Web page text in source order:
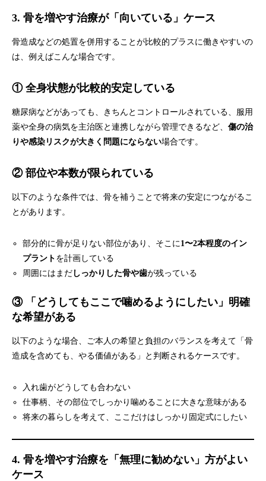
3. 骨を増やす治療が「向いている」ケース
骨造成などの処置を併用することが比較的プラスに働きやすいの
は、例えばこんな場合です。
① 全身状態が比較的安定している
糖尿病などがあっても、きちんとコントロールされている、服用
薬や全身の病気を主治医と連携しながら管理できるなど、 傷の治
りや感染リスクが大きく問題にならない場合です。
② 部位や本数が限られている
以下のような条件では、骨を補うことで将来の安定につながるこ
とがあります。
部分的に骨が足りない部位があり、そこに1〜2本程度のイン
プラント を計画している
周囲にはまだ しっかりした骨や歯が残っている
③ 「どうしてもここで噛めるようにしたい」明確
な希望がある
以下のような場合、ご本人の希望と負担のバランスを考えて「骨
造成を含めても、やる価値がある」と判断されるケースです。
入れ歯がどうしても合わない
仕事柄、その部位でしっかり噛めることに大きな意味がある
将来の暮らしを考えて、ここだけはしっかり固定式にしたい
4. 骨を増やす治療を「無理に勧めない」方がよい
ケース